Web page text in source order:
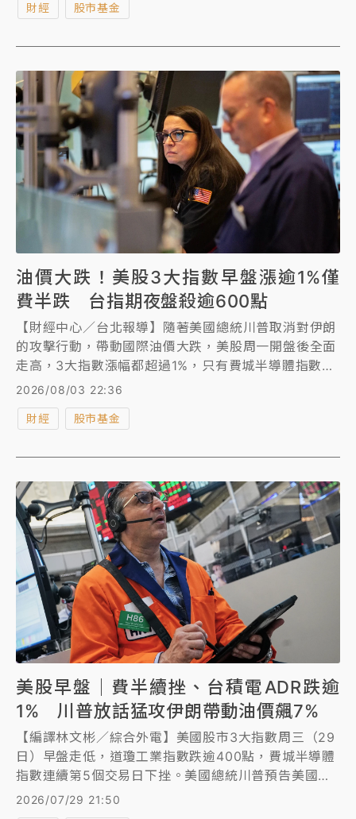
財經 股市基金
油價大跌！美股3大指數早盤漲逾1%僅
費半跌 台指期夜盤殺逾600點
【財經中心／台北報導】隨著美國總統川普取消對伊朗
的攻擊行動，帶動國際油價大跌，美股周一開盤後全面
走高，3大指數漲幅都超過1%，只有費城半導體指數翻
黑，台指期夜盤則下殺逾600點。
2026/08/03 22:36
財經 股市基金
美股早盤｜費半續挫、台積電ADR跌逾
1% 川普放話猛攻伊朗帶動油價飆7%
【編譯林文彬／綜合外電】美國股市3大指數周三（29
日）早盤走低，道瓊工業指數跌逾400點，費城半導體
指數連續第5個交易日下挫。美國總統川普預告美國將
猛烈攻擊伊朗，帶動國際油價周三盤中大漲逾7%。
2026/07/29 21:50